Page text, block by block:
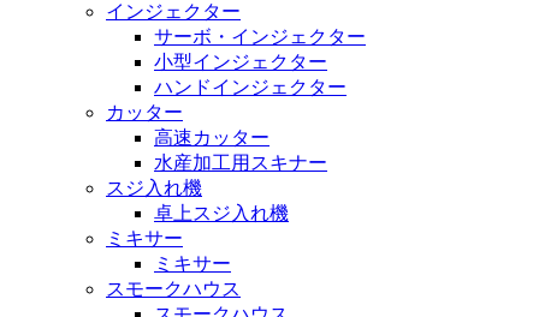
インジェクター
サーボ・インジェクター
小型インジェクター
ハンドインジェクター
カッター
高速カッター
水産加工用スキナー
スジ入れ機
卓上スジ入れ機
ミキサー
ミキサー
スモークハウス